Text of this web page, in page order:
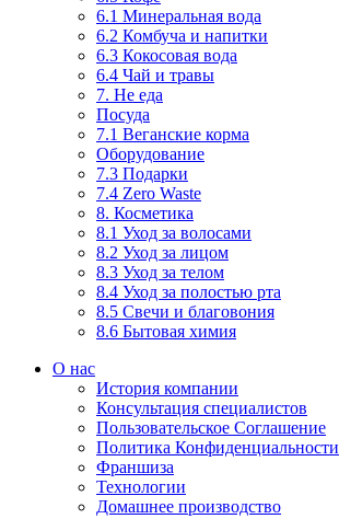
6.1 Минеральная вода
6.2 Комбуча и напитки
6.3 Кокосовая вода
6.4 Чай и травы
7. Не еда
Посуда
7.1 Веганские корма
Оборудование
7.3 Подарки
7.4 Zero Waste
8. Косметика
8.1 Уход за волосами
8.2 Уход за лицом
8.3 Уход за телом
8.4 Уход за полостью рта
8.5 Свечи и благовония
8.6 Бытовая химия
О нас
История компании
Консультация специалистов
Пользовательское Соглашение
Политика Конфиденциальности
Франшиза
Технологии
Домашнее производство